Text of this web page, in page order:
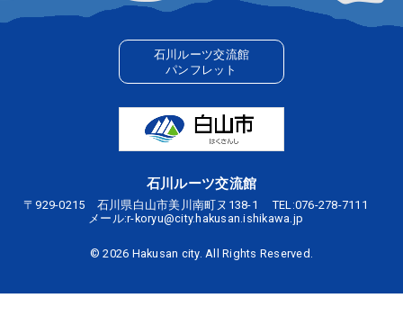
石川ルーツ交流館
パンフレット
石川ルーツ交流館
〒929-0215 石川県白山市美川南町ヌ138-1 TEL:076-278-7111
メール:r-koryu@city.hakusan.ishikawa.jp
©2026 Hakusan city. All Rights Reserved.